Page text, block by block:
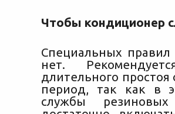
Чтобы кондиционер
Специальных правил
нет.
длительного
период, так как в
службы